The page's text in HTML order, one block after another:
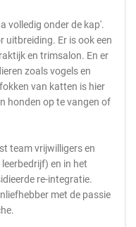
volledig onder de kap'.
uitbreiding. Er is ook een
en trimsalon. En er
zoals vogels en
van katten is hier
honden op te vangen of
team vrijwilligers en
en in het
re-integratie.
met de passie